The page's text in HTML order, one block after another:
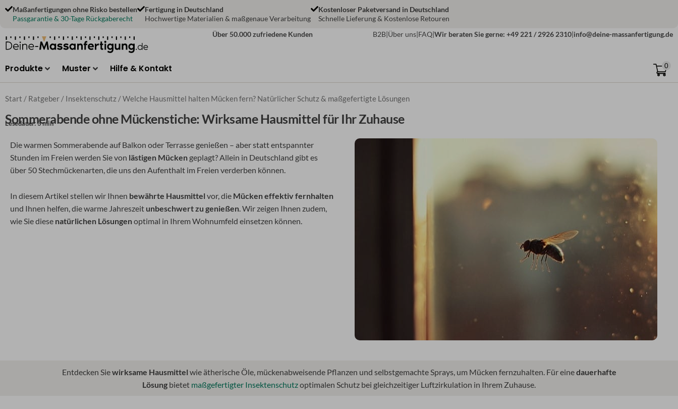
Zum
Inhalt
Maßanfertigungen ohne Risko bestellen
Passgarantie & 30-Tage Rückgaberecht
Fertigung in Deutschland
Hochwertige Materialien & maßgenaue Verarbeitung
Kostenloser Paketversand in Deutschland
Schnelle Lieferung & Kostenlose Retouren
Über 50.000 zufriedene Kunden
B2B|Über uns|FAQ|Wir beraten Sie gerne: +49 221 / 2926 2310|info@deine-massanfertigung.de
Produkte Muster Hilfe & Kontakt 0
Start / Ratgeber / Insektenschutz / Welche Hausmittel halten Mücken fern? Natürlicher Schutz & maßgefertigte Lösungen
Sommerabende ohne Mückenstiche: Wirksame Hausmittel für Ihr Zuhause
Lesedauer: 3 min
Die warmen Sommerabende auf Balkon oder Terrasse genießen – aber statt entspannter
Stunden im Freien werden Sie von lästigen Mücken geplagt? Allein in Deutschland gibt es
über 50 Stechmückenarten, die uns den Aufenthalt im Freien verderben können.
In diesem Artikel stellen wir Ihnen bewährte Hausmittel vor, die Mücken effektiv fernhalten
und Ihnen helfen, die warme Jahreszeit unbeschwert zu genießen. Wir zeigen Ihnen zudem,
wie Sie diese natürlichen Lösungenoptimal in Ihrem Wohnumfeld einsetzen können.
Entdecken Siewirksame Hausmittel wie ätherische Öle, mückenabweisende Pflanzen und selbstgemachte Sprays, um Mücken fernzuhalten. Für einedauerhafte
Lösung bietet maßgefertigter Insektenschutzoptimalen Schutz bei gleichzeitiger Luftzirkulation in Ihrem Zuhause.